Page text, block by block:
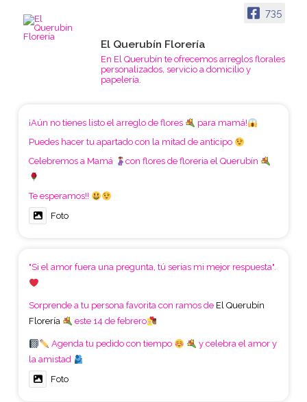
735
El Querubín Florería
En El Querubín te ofrecemos arreglos florales
personalizados, servicio a domicilio y
papelería.
¡Aún no tienes listo el arreglo de flores
para mamá!
Puedes hacer tu apartado con la mitad de anticipo
Celebremos a Mamá
con flores de floreria el Querubín
Te esperamos!!
Foto
"Si el amor fuera una pregunta, tú serías mi mejor respuesta".
Sorprende a tu persona favorita con ramos de El Querubín
Florería
este 14 de febrero
Agenda tu pedido con tiempo
y celebra el amor y
la amistad
Foto